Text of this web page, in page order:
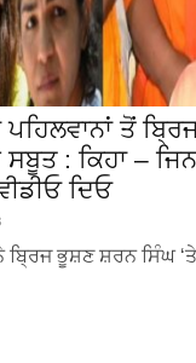
ਤੋਂ
: ਕਿਹਾ –
ਦਿਓ
ਬ੍ਰਿਜ ਭੂਸ਼ਣ ਸ਼ਰਨ ਸਿੰਘ